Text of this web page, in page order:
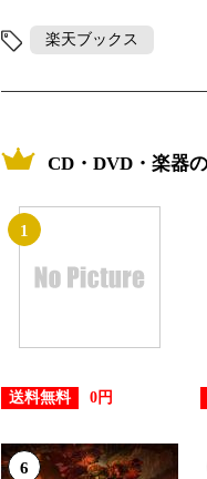
楽天ブックス
CD・DVD・楽器
1
送料無料 0円
6